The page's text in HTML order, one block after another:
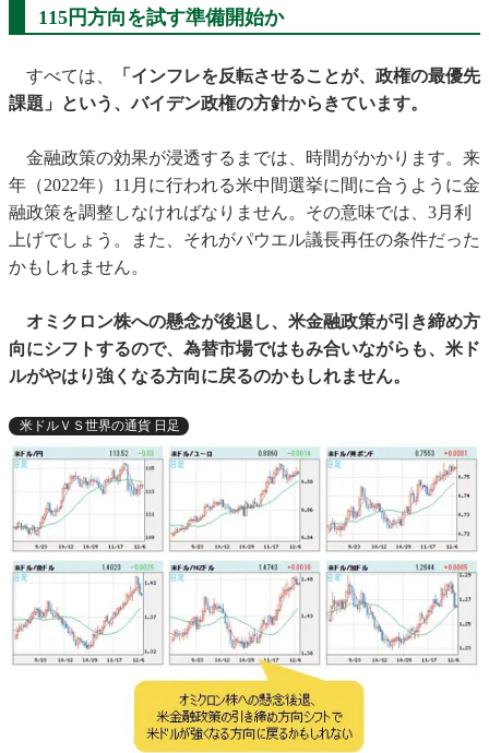
115円方向を試す準備開始か
すべては、
「インフレを反転させることが、政権の最優先
課題」という、バイデン政権の方針からきています。
金融政策の効果が浸透するまでは、時間がかかります。来
年（2022年）11月に行われる米中間選挙に間に合うように金
融政策を調整しなければなりません。その意味では、3月利
上げでしょう。また、それがパウエル議長再任の条件だった
かもしれません。
オミクロン株への懸念が後退し、米金融政策が引き締め方
向にシフトするので、為替市場ではもみ合いながらも、米ド
ルがやはり強くなる方向に戻るのかもしれません。
米ドルＶＳ世界の通貨 日足